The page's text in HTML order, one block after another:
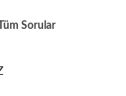
Sorular